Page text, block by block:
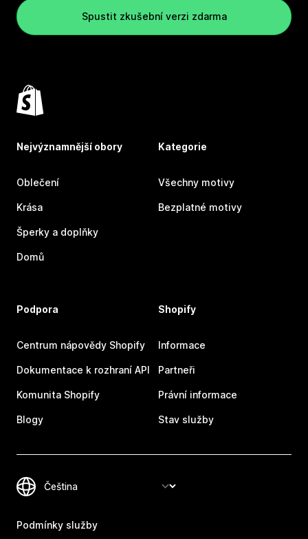
Spustit zkušební verzi zdarma
Nejvýznamnější obory
Oblečení
Krása
Šperky a doplňky
Domů
Kategorie
Všechny motivy
Bezplatné motivy
Podpora
Centrum nápovědy Shopify
Dokumentace k rozhraní API
Komunita Shopify
Blogy
Shopify
Informace
Partneři
Právní informace
Stav služby
Podmínky služby